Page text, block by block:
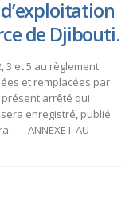
de Djibouti.
3 et 5 au règlement
et remplacées par
présent arrêté qui
enregistré, publié
ANNEXE I AU